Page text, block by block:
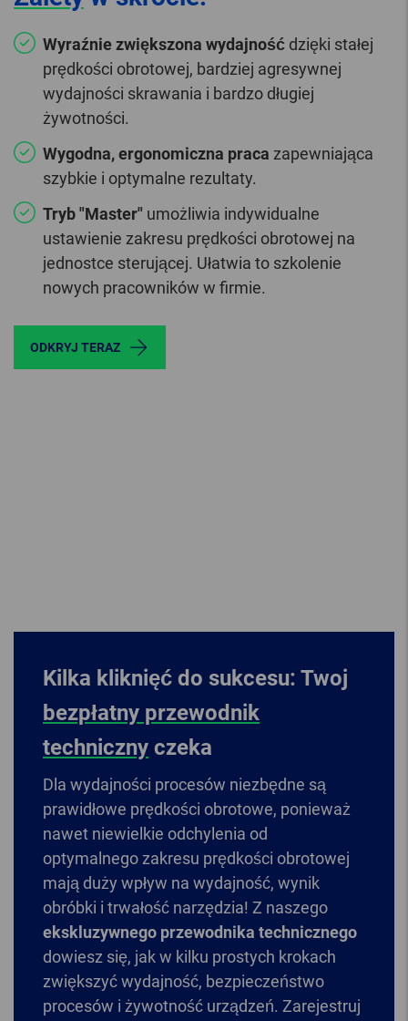
Wyraźnie zwiększona wydajność dzięki stałej
prędkości obrotowej, bardziej agresywnej
wydajności skrawania i bardzo długiej
żywotności.
Wygodna, ergonomiczna praca zapewniająca
szybkie i optymalne rezultaty.
Tryb "Master" umożliwia indywidualne
ustawienie zakresu prędkości obrotowej na
jednostce sterującej. Ułatwia to szkolenie
nowych pracowników w firmie.
ODKRYJ TERAZ
Kilka kliknięć do sukcesu: Twoj
bezpłatny przewodnik
techniczny czeka
Dla wydajności procesów niezbędne są
prawidłowe prędkości obrotowe, ponieważ
nawet niewielkie odchylenia od
optymalnego zakresu prędkości obrotowej
mają duży wpływ na wydajność, wynik
obróbki i trwałość narzędzia! Z naszego
ekskluzywnego przewodnika technicznego
dowiesz się, jak w kilku prostych krokach
zwiększyć wydajność, bezpieczeństwo
procesów i żywotność urządzeń. Zarejestruj